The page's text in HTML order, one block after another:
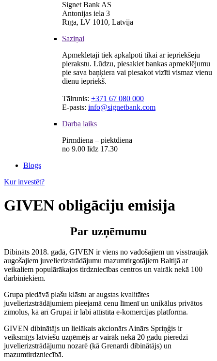
Signet Bank AS
Antonijas iela 3
Rīga, LV 1010, Latvija
Saziņai
Apmeklētāji tiek apkalpoti tikai ar iepriekšēju
pierakstu. Lūdzu, piesakiet bankas apmeklējumu
pie sava baņķiera vai piesakot vizīti vismaz vienu
dienu iepriekš.
Tālrunis: +371 67 080 000
E-pasts: info@signetbank.com
Darba laiks
Pirmdiena – piektdiena
no 9.00 līdz 17.30
Blogs
Kur investēt?
GIVEN obligāciju emisija
Par uzņēmumu
Dibināts 2018. gadā, GIVEN ir viens no vadošajiem un visstraujāk
augošajiem juvelierizstrādājumu mazumtirgotājiem Baltijā ar
veikaliem populārākajos tirdzniecības centros un vairāk nekā 100
darbiniekiem.
Grupa piedāvā plašu klāstu ar augstas kvalitātes
juvelierizstrādājumiem pieejamā cenu līmenī un unikālus privātos
zīmolus, kā arī Grupai ir labi attīstīta e-komercijas platforma.
GIVEN dibinātājs un lielākais akcionārs Ainārs Spriņģis ir
veiksmīgs latviešu uzņēmējs ar vairāk nekā 20 gadu pieredzi
juvelierizstrādājumu nozarē (kā Grenardi dibinātājs) un
mazumtirdzniecībā.